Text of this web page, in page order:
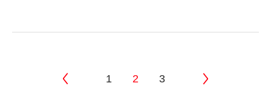
1 2 3